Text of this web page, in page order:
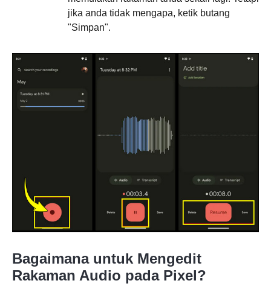
jika anda tidak mengapa, ketik butang
"Simpan".
Bagaimana untuk Mengedit
Rakaman Audio pada Pixel?